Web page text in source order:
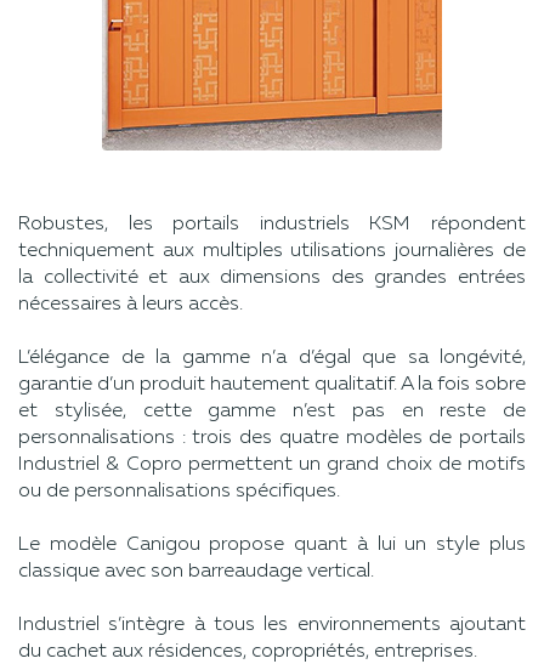
Robustes, les portails industriels KSM répondent
techniquement aux multiples utilisations journalières de
la collectivité et aux dimensions des grandes entrées
nécessaires à leurs accès.
L’élégance de la gamme n’a d’égal que sa longévité,
garantie d’un produit hautement qualitatif. A la fois sobre
et stylisée, cette gamme n’est pas en reste de
personnalisations : trois des quatre modèles de portails
Industriel & Copro permettent un grand choix de motifs
ou de personnalisations spécifiques.
Le modèle Canigou propose quant à lui un style plus
classique avec son barreaudage vertical.
Industriel s’intègre à tous les environnements ajoutant
du cachet aux résidences, copropriétés, entreprises.